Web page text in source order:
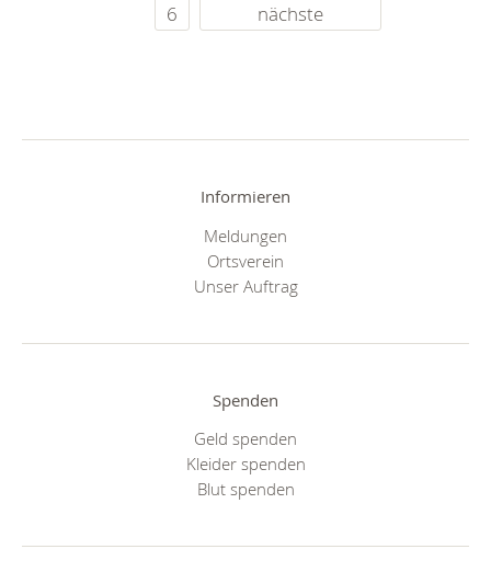
6
nächste
Informieren
Meldungen
Ortsverein
Unser Auftrag
Spenden
Geld spenden
Kleider spenden
Blut spenden